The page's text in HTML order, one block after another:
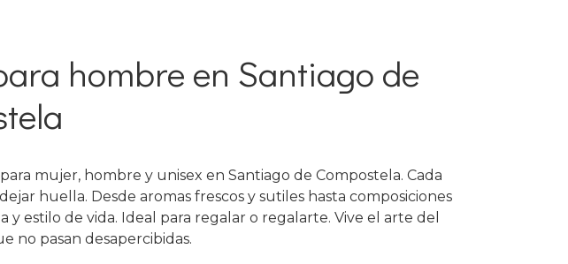
hombre en Santiago de
mujer, hombre y unisex en Santiago de Compostela. Cada
huella. Desde aromas frescos y sutiles hasta composiciones
estilo de vida. Ideal para regalar o regalarte. Vive el arte del
no pasan desapercibidas.